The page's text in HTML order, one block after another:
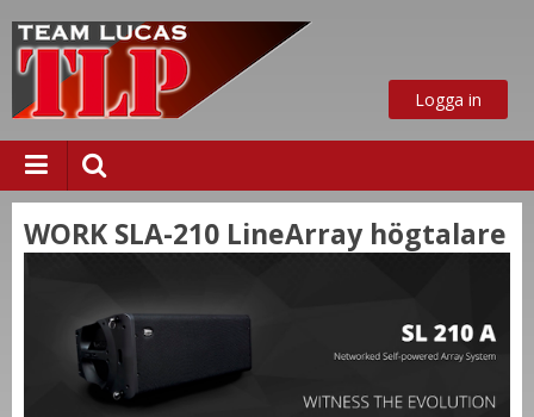
Logga in
WORK SLA-210 LineArray högtalare